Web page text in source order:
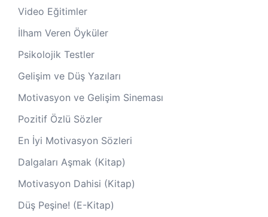
Video Eğitimler
İlham Veren Öyküler
Psikolojik Testler
Gelişim ve Düş Yazıları
Motivasyon ve Gelişim Sineması
Pozitif Özlü Sözler
En İyi Motivasyon Sözleri
Dalgaları Aşmak (Kitap)
Motivasyon Dahisi (Kitap)
Düş Peşine! (E-Kitap)